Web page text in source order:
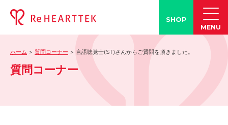
SHOP
MENU
ホーム 質問コーナー 言語聴覚士(ST)さんからご質問を頂きました。
質問コーナー